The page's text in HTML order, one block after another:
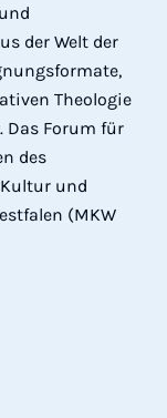
der Welt der
Theologie
Das Forum für
des
und
(MKW